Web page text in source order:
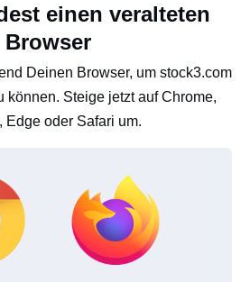
einen veralteten
Browser
Deinen Browser, um stock3.com
können. Steige jetzt auf Chrome,
Edge oder Safari um.